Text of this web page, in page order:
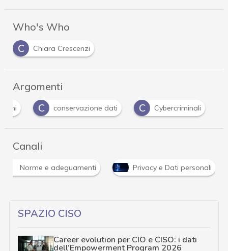
Who's Who
C
Chiara Crescenzi
Argomenti
C
conservazione dati C Cybercriminali D
Canali
Norme e adeguamenti Privacy e Dati personali
SPAZIO CISO
Career evolution per CIO e CISO: i dati
dell’Empowerment Program 2026